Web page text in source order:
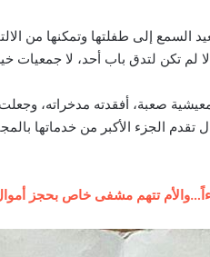
السمع إلى طفلتها وتمكنها من
تكن لتدق باب أحد، لا جمعيات
صعبة، أفقدته مدخراته،
الجزء الأكبر من خدماتها
تتهم مشفى خاص بحجز أموال